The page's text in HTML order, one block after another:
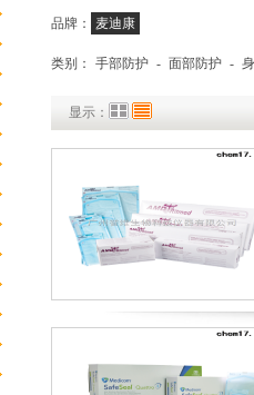
品牌： 麦迪康
类别： 手部防护 - 面部防护 -
显示：